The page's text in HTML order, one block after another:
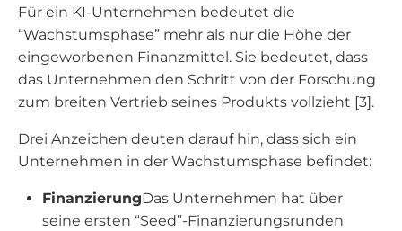
Für ein KI-Unternehmen bedeutet die
“Wachstumsphase” mehr als nur die Höhe der
eingeworbenen Finanzmittel. Sie bedeutet, dass
das Unternehmen den Schritt von der Forschung
zum breiten Vertrieb seines Produkts vollzieht [3].
Drei Anzeichen deuten darauf hin, dass sich ein
Unternehmen in der Wachstumsphase befindet:
FinanzierungDas Unternehmen hat über
seine ersten “Seed”-Finanzierungsrunden